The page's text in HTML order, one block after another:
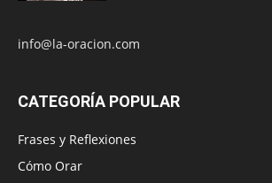
info@la-oracion.com
CATEGORÍA POPULAR
Frases y Reflexiones
Cómo Orar